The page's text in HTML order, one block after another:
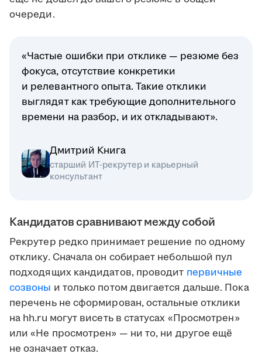
очереди.
«Частые ошибки при отклике — резюме без
фокуса, отсутствие конкретики
и релевантного опыта. Такие отклики
выглядят как требующие дополнительного
времени на разбор, и их откладывают».
Дмитрий Книга
старший ИТ-рекрутер и карьерный
консультант
Кандидатов сравнивают между собой
Рекрутер редко принимает решение по одному
отклику. Сначала он собирает небольшой пул
подходящих кандидатов, проводит первичные
созвоны и только потом двигается дальше. Пока
перечень не сформирован, остальные отклики
на hh.ru могут висеть в статусах «Просмотрен»
или «Не просмотрен» — ни то, ни другое ещё
не означает отказ.